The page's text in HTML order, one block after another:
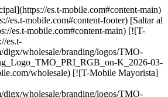
es.t-mobile.com#content-main)
es.t-mobile.com#content-footer) [Saltar al
es.t-mobile.com#content-main) [![T-
es.t-
digx/wholesale/branding/logos/TMO-
K_2026-03-
wholesale) [![T-Mobile Mayorista]
digx/wholesale/branding/logos/TMO-